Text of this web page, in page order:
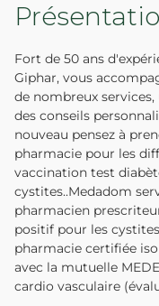
Fort de 50 ans
Giphar, vous
de nombreux
des conseils
nouveau pensez à
pharmacie pour les
vaccination test
cystites..Medadom
pharmacien
positif pour les
pharmacie certifiée
avec la mutuelle
cardio vasculaire